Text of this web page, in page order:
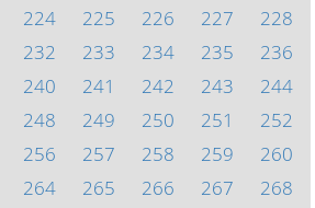
224 225 226 227
228
232 233 234 235
236
240 241 242 243
244
248 249 250 251
252
256 257 258 259
260
264 265 266 267
268